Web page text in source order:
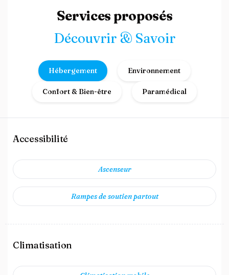
Services proposés
Découvrir & Savoir
Hébergement Environnement
Confort & Bien-être Paramédical
Accessibilité
Ascenseur
Rampes de soutien partout
Climatisation